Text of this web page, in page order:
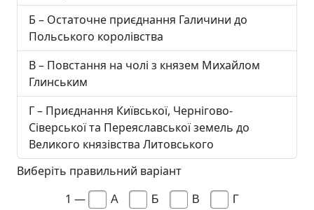
Б – Остаточне приєднання Галичини до
Польського королівства
В – Повстання на чолі з князем Михайлом
Глинським
Г – Приєднання Київської, Чернігово-
Сіверської та Переяславської земель до
Великого князівства Литовського
Виберіть правильний варіант
1 —
А Б В Г